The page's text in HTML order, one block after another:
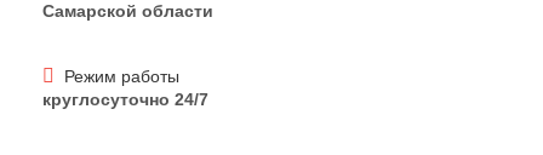
Самарской области
Режим работы
круглосуточно 24/7